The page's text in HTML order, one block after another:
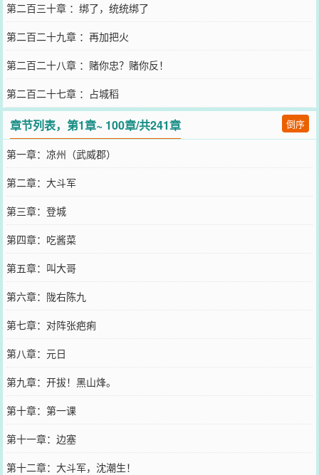
第二百三十章 ：绑了，统统绑了
第二百二十九章 ：再加把火
第二百二十八章 ：赌你忠？赌你反！
第二百二十七章 ：占城稻
章节列表，第1章~ 100章/共241章 倒序
第一章：凉州（武威郡）
第二章：大斗军
第三章：登城
第四章：吃酱菜
第五章：叫大哥
第六章：陇右陈九
第七章：对阵张疤痢
第八章：元日
第九章：开拔！黑山烽。
第十章：第一课
第十一章：边塞
第十二章：大斗军，沈潮生！